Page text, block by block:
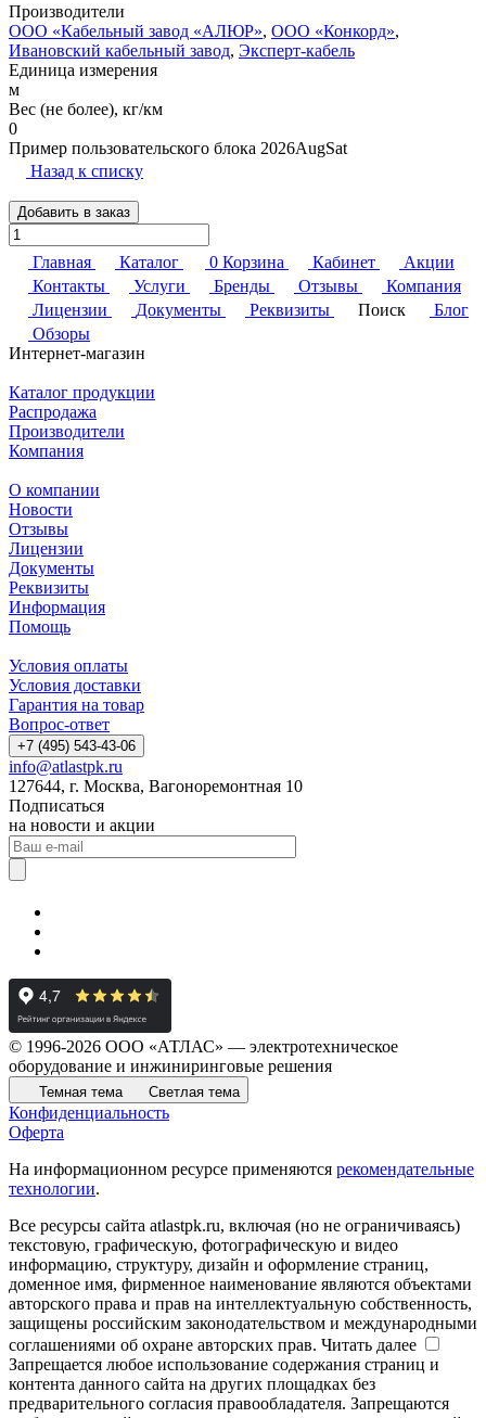
Производители
ООО «Кабельный завод «АЛЮР», ООО «Конкорд»,
Ивановский кабельный завод, Эксперт-кабель
Единица измерения
м
Вес (не более), кг/км
0
Пример пользовательского блока 2026AugSat
Назад к списку
Добавить в заказ
Главная Каталог 0 Корзина Кабинет
Акции
Контакты
Услуги Бренды Отзывы
Компания
Лицензии
Документы Реквизиты Поиск
Блог
Обзоры
Интернет-магазин
Каталог продукции
Распродажа
Производители
Компания
О компании
Новости
Отзывы
Лицензии
Документы
Реквизиты
Информация
Помощь
Условия оплаты
Условия доставки
Гарантия на товар
Вопрос-ответ
+7 (495) 543-43-06
info@atlastpk.ru
127644, г. Москва, Вагоноремонтная 10
Подписаться
на новости и акции
© 1996-2026 ООО «АТЛАС» — электротехническое
оборудование и инжиниринговые решения
Темная тема Светлая тема
Конфиденциальность
Оферта
На информационном ресурсе применяются рекомендательные
технологии.
Все ресурсы сайта atlastpk.ru, включая (но не ограничиваясь)
текстовую, графическую, фотографическую и видео
информацию, структуру, дизайн и оформление страниц,
доменное имя, фирменное наименование являются объектами
авторского права и прав на интеллектуальную собственность,
защищены российским законодательством и международными
соглашениями об охране авторских прав. Читать далее
Запрещается любое использование содержания страниц и
контента данного сайта на других площадках без
предварительного согласия правообладателя. Запрещаются